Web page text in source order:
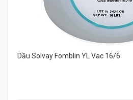
Dầu Solvay Fomblin YL Vac 16/6